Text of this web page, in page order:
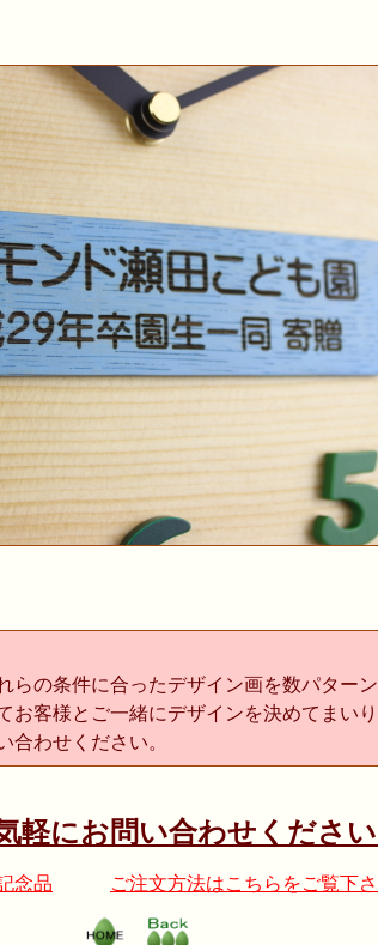
の条件に合ったデザイン画を数パターン
客様とご一緒にデザインを決めてまいり
合わせください。
軽にお問い合わせください
念品 ご注文方法はこちらをご覧下